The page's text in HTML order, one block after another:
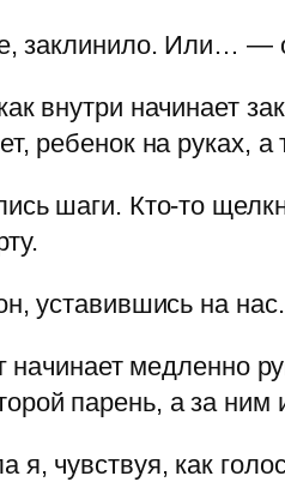
Или… —
внутри начинает
ребенок на руках,
шаги. Кто-то
уставившись на
начинает
парень, а за
чувствуя, как